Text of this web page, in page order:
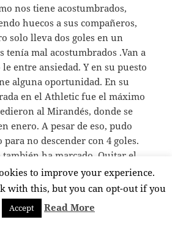
nos tiene acostumbrados,
huecos a sus compañeros,
solo lleva dos goles en un
tenía mal acostumbrados .Van a
entre ansiedad. Y en su puesto
alguna oportunidad. En su
en el Athletic fue el máximo
al Mirandés, donde se
enero. A pesar de eso, pudo
no descender con 4 goles.
también ha marcado. Quitar el
complicado pero va a haber
que tenga sus
to improve your experience.
with this, but you can opt-out if you
Accept Read More